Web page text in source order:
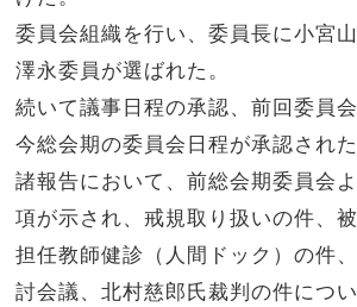
委員会組織を行い、委員長に小宮
澤永委員が選ばれた。
続いて議事日程の承認、前回委員
今総会期の委員会日程が承認された
諸報告において、前総会期委員会
項が示され、戒規取り扱いの件、
担任教師健診（人間ドック）の件
討会議、北村慈郎氏裁判の件につ